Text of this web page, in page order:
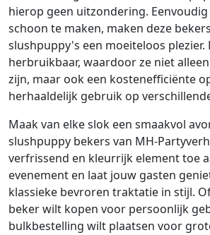
hierop geen uitzondering.
schoon te maken, maken deze
slushpuppy's een moeiteloos plezier.
herbruikbaar, waardoor ze niet
zijn, maar ook een kostenefficiënte
herhaaldelijk gebruik op
Maak van elke slok een smaakvol
slushpuppy bekers van MH-
verfrissend en kleurrijk element toe
evenement en laat jouw gasten
klassieke bevroren traktatie in stijl.
beker wilt kopen voor persoonlijk
bulkbestelling wilt plaatsen voor